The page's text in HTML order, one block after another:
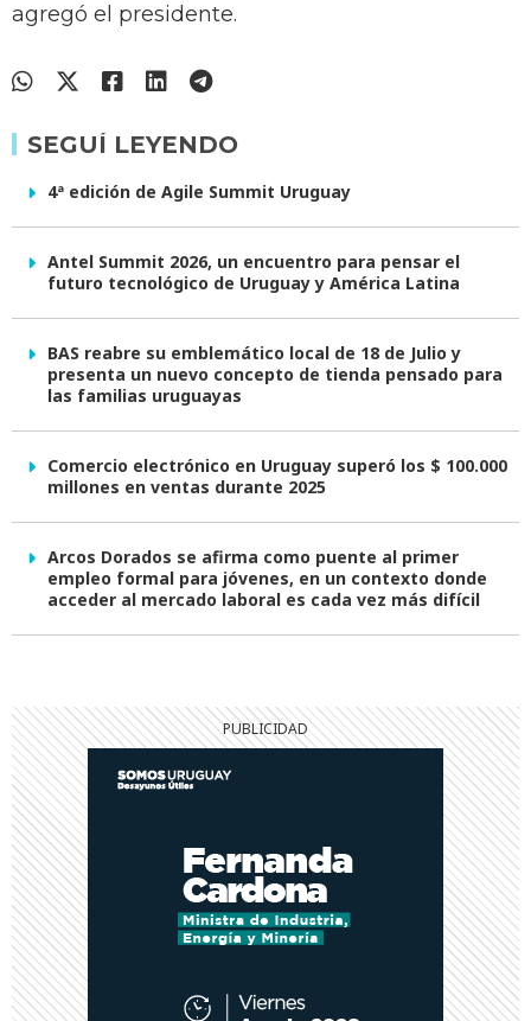
agregó el presidente.
SEGUÍ LEYENDO
4ª edición de Agile Summit Uruguay
Antel Summit 2026, un encuentro para pensar el
futuro tecnológico de Uruguay y América Latina
BAS reabre su emblemático local de 18 de Julio y
presenta un nuevo concepto de tienda pensado para
las familias uruguayas
Comercio electrónico en Uruguay superó los $ 100.000
millones en ventas durante 2025
Arcos Dorados se afirma como puente al primer
empleo formal para jóvenes, en un contexto donde
acceder al mercado laboral es cada vez más difícil